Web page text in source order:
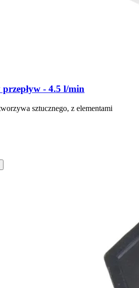
- 4.5 l/min
sztucznego, z elementami